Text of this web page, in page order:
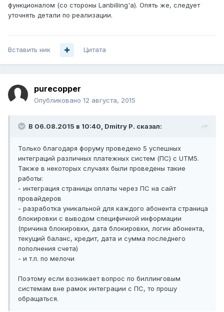
функционалом (со стороны Lanbilling'а). Опять же, следует
уточнять детали по реализации.
Вставить ник Цитата
purecopper
Опубликовано 12 августа, 2015
В 06.08.2015 в 10:40, Dmitry P. сказал:
Только благодаря форуму проведено 5 успешных
интеграций различных платежных систем (ПС) с UTM5.
Также в некоторых случаях были проведены такие
работы:
- интеграция страницы оплаты через ПС на сайт
провайдеров
- разработка уникальной для каждого абонента страница
блокировки с выводом специфичной информации
(причина блокировки, дата блокировки, логин абонента,
текущий баланс, кредит, дата и сумма последнего
пополнения счета)
- и т.п. по мелочи
Поэтому если возникает вопрос по биллинговым
системам вне рамок интеграции с ПС, то прошу
обращаться.